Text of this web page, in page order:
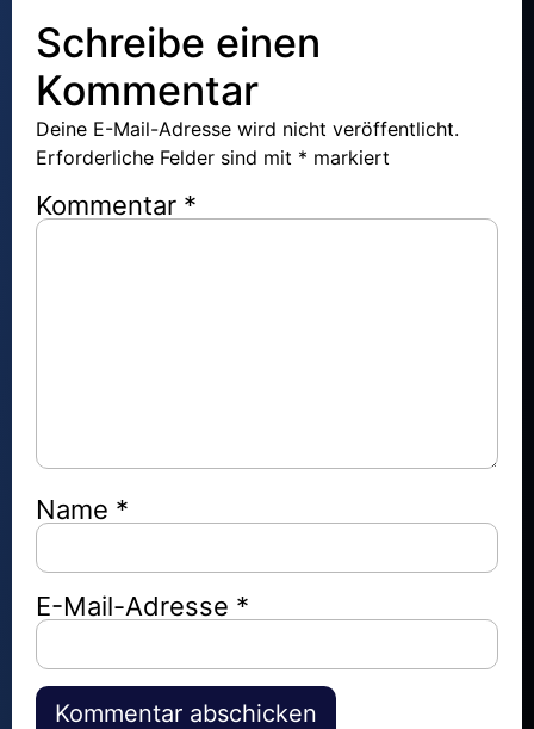
Schreibe einen
Kommentar
Deine E-Mail-Adresse wird nicht veröffentlicht.
Erforderliche Felder sind mit * markiert
Kommentar *
Name *
E-Mail-Adresse *